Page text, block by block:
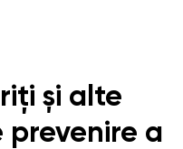
și alte
prevenire a